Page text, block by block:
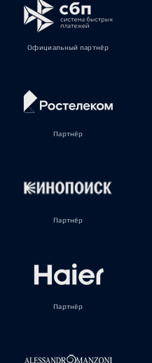
Официальный партнёр
Партнёр
Партнёр
Партнёр